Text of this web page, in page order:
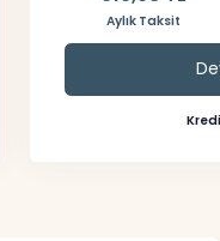
Aylık Taksit